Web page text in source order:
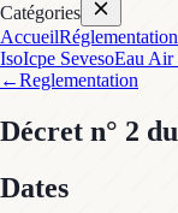
Catégories
AccueilRéglementation
IsoIcpe SevesoEau Air
←Reglementation
Décret n° 2
Dates